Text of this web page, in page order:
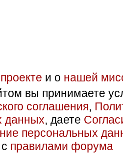
и о нашей
вы принимаете
соглашения,
данных, даете
персональных
правилами форума